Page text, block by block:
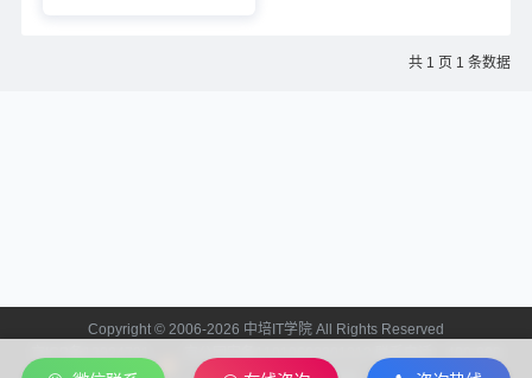
共 1 页 1 条数据
Copyright © 2006-2026 中培IT学院 All Rights Reserved